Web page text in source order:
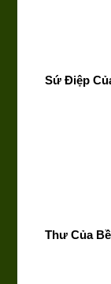
Sứ Điệp
Thư Của